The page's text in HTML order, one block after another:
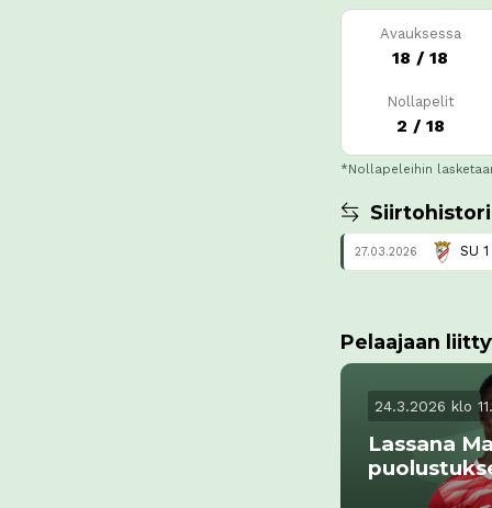
Avauksessa
18 / 18
Nollapelit
2 / 18
*Nollapeleihin
27.03.2026 SU
Pelaajaan
24.3.2026 klo
Lassana